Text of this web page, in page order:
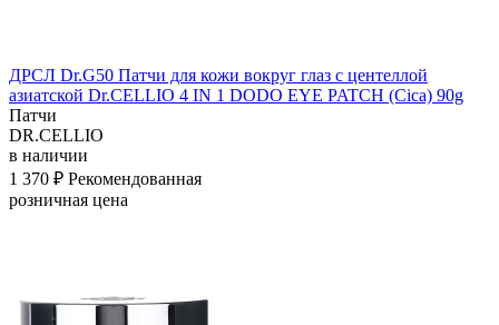
ДРСЛ Dr.G50 Патчи для кожи вокруг глаз с центеллой
азиатской Dr.CELLIO 4 IN 1 DODO EYE PATCH (Cica) 90g
Патчи
DR.CELLIO
в наличии
1 370 ₽ Рекомендованная
розничная цена